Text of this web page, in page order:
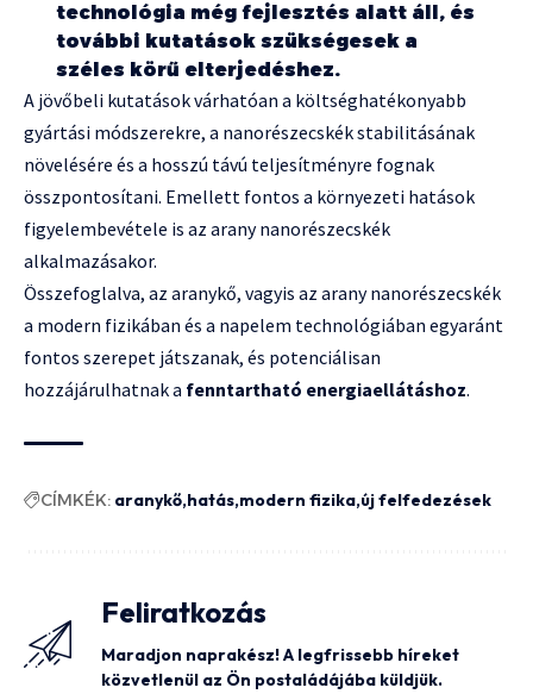
technológia még fejlesztés alatt áll, és
további kutatások szükségesek a
széles körű elterjedéshez.
A jövőbeli kutatások várhatóan a költséghatékonyabb
gyártási módszerekre, a nanorészecskék stabilitásának
növelésére és a hosszú távú teljesítményre fognak
összpontosítani. Emellett fontos a környezeti hatások
figyelembevétele is az arany nanorészecskék
alkalmazásakor.
Összefoglalva, az aranykő, vagyis az arany nanorészecskék
a modern fizikában és a napelem technológiában egyaránt
fontos szerepet játszanak, és potenciálisan
hozzájárulhatnak a fenntartható energiaellátáshoz.
CÍMKÉK: aranykő hatás modern fizika új felfedezések
Feliratkozás
Maradjon naprakész! A legfrissebb híreket
közvetlenül az Ön postaládájába küldjük.